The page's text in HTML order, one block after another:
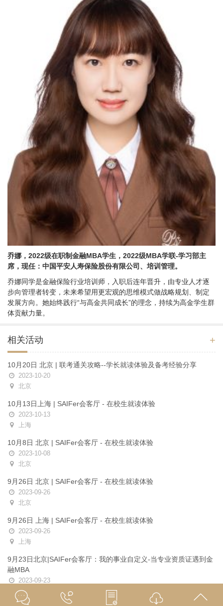
乔娜，2022级在职制金融MBA学生，2022级MBA学联-学习部主
席，现任：中国平安人寿保险股份有限公司、培训管理。
乔娜同学是金融保险行业培训师，入职后连年晋升，由专业人才逐
步向管理者转变，未来希望用更宏观的思维模式做战略规划、制定
发展方向。她始终践行“与高金共同成长”的理念，持续为高金学生群
体贡献力量。
相关活动 +
10月20日 北京 | 联考通关攻略--学长就读体验及备考经验分享
2023-10-20
北京
10月13日上海 | SAIFer会客厅 - 在校生就读体验
2023-10-13
上海
10月8日 北京 | SAIFer会客厅 - 在校生就读体验
2023-10-08
北京
9月26日 北京 | SAIFer会客厅 - 在校生就读体验
2023-09-26
北京
9月26日 上海 | SAIFer会客厅 - 在校生就读体验
2023-09-26
上海
9月23日北京|SAIFer会客厅：我的事业自定义-当专业资质证遇到金
融MBA
2023-09-23
北京中心 环球金融中心